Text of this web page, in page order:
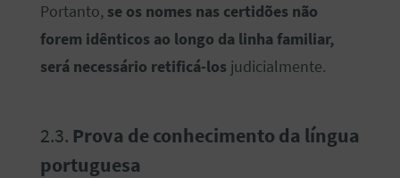
Portanto, se os nomes nas certidões não
forem idênticos ao longo da linha familiar,
será necessário retificá-los judicialmente.
2.3. Prova de conhecimento da língua
portuguesa